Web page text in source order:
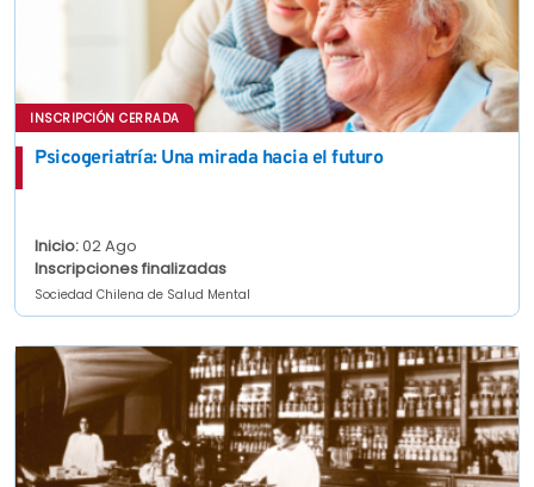
INSCRIPCIÓN CERRADA
Psicogeriatría: Una mirada hacia el futuro
Inicio:02 Ago
Inscripciones finalizadas
Sociedad Chilena de Salud Mental